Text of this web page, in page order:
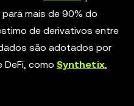
mais de 90% do
de derivativos entre
são adotados por
como Synthetix,